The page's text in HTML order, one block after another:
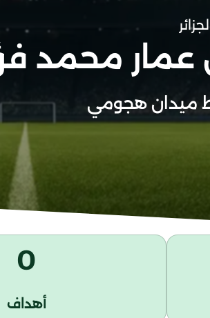
عمار محمد
ميدان هجومي
0
أهداف